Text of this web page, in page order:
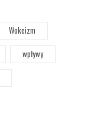
Wokeizm
wpływy